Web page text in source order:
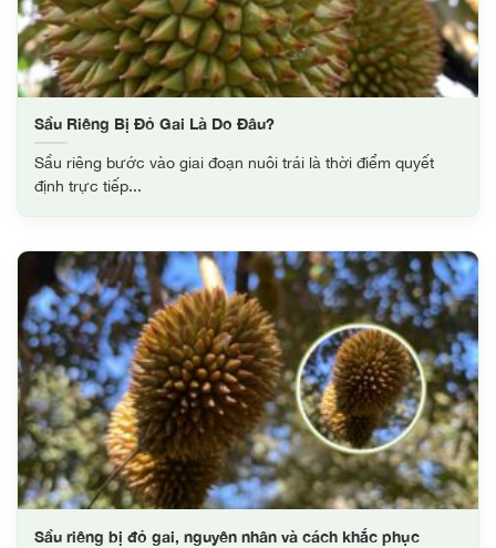
Sầu Riêng Bị Đỏ Gai Là Do Đâu?
Sầu riêng bước vào giai đoạn nuôi trái là thời điểm quyết
định trực tiếp...
Sầu riêng bị đỏ gai, nguyên nhân và cách khắc phục